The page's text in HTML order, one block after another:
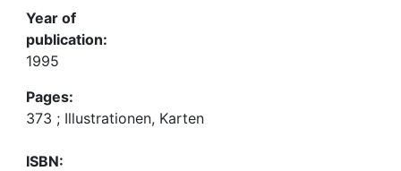
Year of
publication:
1995
Pages:
373 ; Illustrationen, Karten
ISBN: